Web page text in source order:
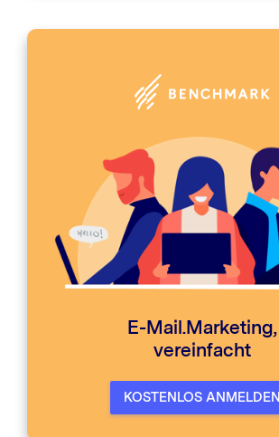
E-Mail.Marketing,
vereinfacht
KOSTENLOS ANMELDEN